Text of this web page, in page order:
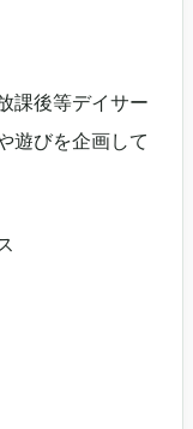
課後等デイサー
遊びを企画して